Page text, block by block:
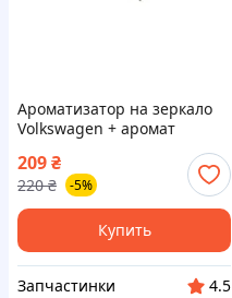
Ароматизатор на зеркало
Volkswagen + аромат
"Ананаса" (пр‑во Завод) ВС
209₴
220 ₴ -5%
Купить
Запчастинки
4.5